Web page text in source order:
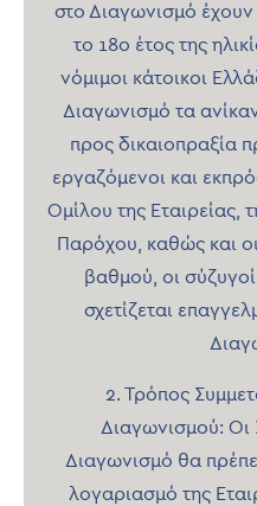
στο Διαγωνισμό
το 18ο έτος της
νόμιμοι κάτοικοι
Διαγωνισμό τα
προς δικαιοπραξία
εργαζόμενοι και
Ομίλου της Εταιρείας,
Παρόχου, καθώς και οι
βαθμού, οι
σχετίζεται
2. Τρόπος
Διαγωνισμού: Οι
Διαγωνισμό θα
λογαριασμό της